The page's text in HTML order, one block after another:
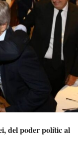
del poder polític al